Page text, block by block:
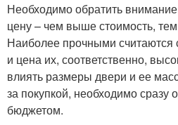
Необходимо обратить внимание
цену – чем выше стоимость,
Наиболее прочными считаются
и цена их, соответственно,
влиять размеры двери и ее
за покупкой, необходимо сразу
бюджетом.